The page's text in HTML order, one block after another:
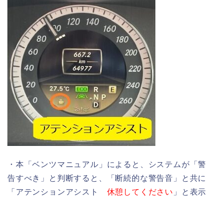
・本「ベンツマニュアル」によると、システムが「警
告すべき」と判断すると、「断続的な警告音」と共に
「アテンションアシスト 休憩してください 」と表示